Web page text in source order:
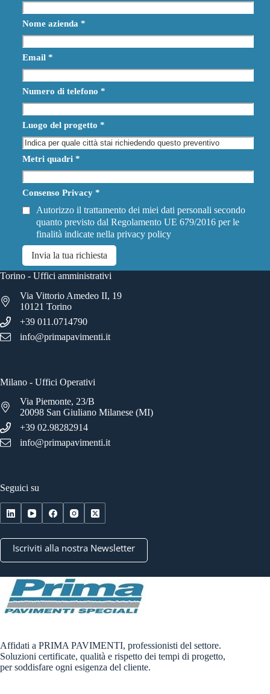
Nome azienda *
Email *
Numero di telefono *
Luogo del progetto *
Metri quadri *
Consenso Privacy *
Autorizzo il trattamento dei miei dati personali secondo
quanto previsto dal Regolamento UE 679/2016 per le
finalità indicate nella privacy policy
Invia la tua richiesta
Torino - Uffici amministrativi
Via Vittorio Amedeo II, 19
10121 Torino
+39 011.0714790
info@primapavimenti.it
Milano - Uffici Operativi
Via Piemonte, 23/B
20098 San Giuliano Milanese (MI)
+39 02.98282914
info@primapavimenti.it
Seguici su
Iscriviti alla nostra Newsletter
Affidati a PRIMA PAVIMENTI, professionisti del settore.
Soluzioni certificate, qualità e rispetto dei tempi di progetto,
per soddisfare ogni esigenza del cliente.